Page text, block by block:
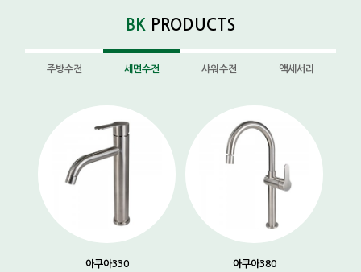
BK PRODUCTS
주방수전 세면수전 샤워수전 액세서리
아쿠아330 아쿠아380